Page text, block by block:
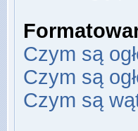
Czym są
Czym są
Czym są